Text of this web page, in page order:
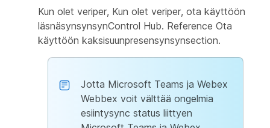
Kun olet veriper, Kun olet veriper, ota käyttöön
läsnäsynsynsynControl Hub. Reference Ota
käyttöön kaksisuunpresensynsynsection.
Jotta Microsoft Teams ja Webex
Webbex voit välttää ongelmia
esiintysync status liittyen